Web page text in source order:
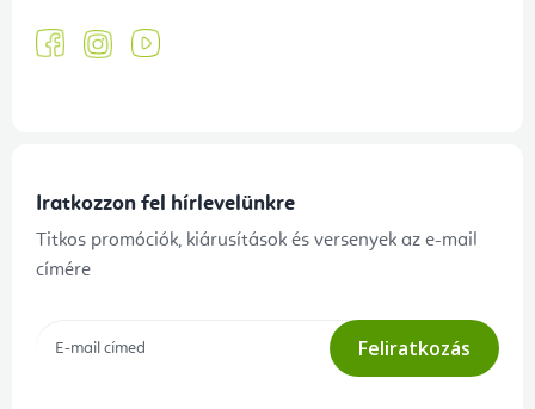
Iratkozzon fel hírlevelünkre
Titkos promóciók, kiárusítások és versenyek az e-mail
címére
Feliratkozás